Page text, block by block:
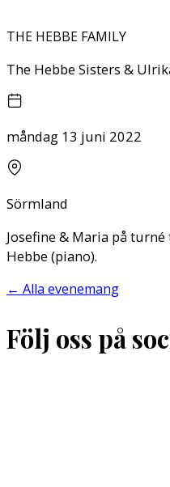
THE HEBBE FAMILY
The Hebbe Sisters &
måndag 13 juni 2022
Sörmland
Josefine & Maria på
Hebbe (piano).
← Alla evenemang
Följ oss på